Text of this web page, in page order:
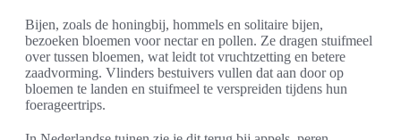
Bijen, zoals de honingbij, hommels en solitaire bijen,
bezoeken bloemen voor nectar en pollen. Ze dragen stuifmeel
over tussen bloemen, wat leidt tot vruchtzetting en betere
zaadvorming. Vlinders bestuivers vullen dat aan door op
bloemen te landen en stuifmeel te verspreiden tijdens hun
foerageertrips.